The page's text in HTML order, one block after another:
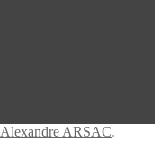
Alexandre ARSAC.